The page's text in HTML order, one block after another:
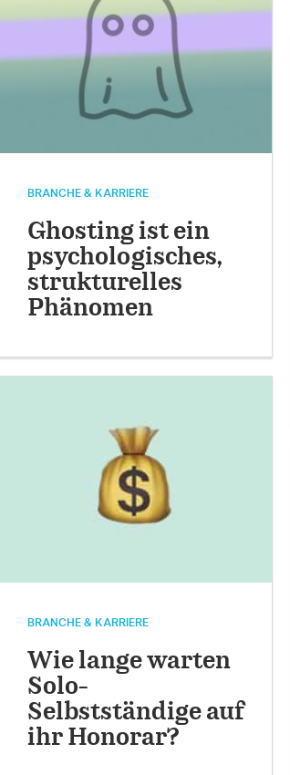
BRANCHE & KARRIERE
Ghosting ist ein
psychologisches,
strukturelles
Phänomen
BRANCHE & KARRIERE
Wie lange warten
Solo-
Selbstständige auf
ihr Honorar?